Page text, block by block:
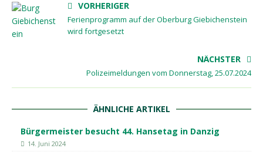
VORHERIGER
Ferienprogramm auf der Oberburg Giebichenstein
wird fortgesetzt
NÄCHSTER
Polizeimeldungen vom Donnerstag, 25.07.2024
ÄHNLICHE ARTIKEL
Bürgermeister besucht 44. Hansetag in Danzig
14. Juni 2024